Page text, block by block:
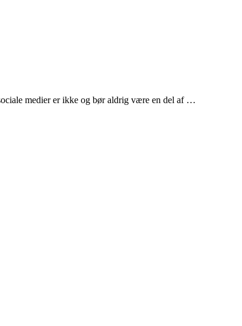
medier er ikke og bør aldrig være en del af …